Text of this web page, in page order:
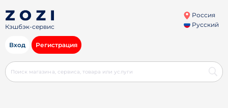
Кэшбэк-сервис
Россия
Русский
Вход Регистрация